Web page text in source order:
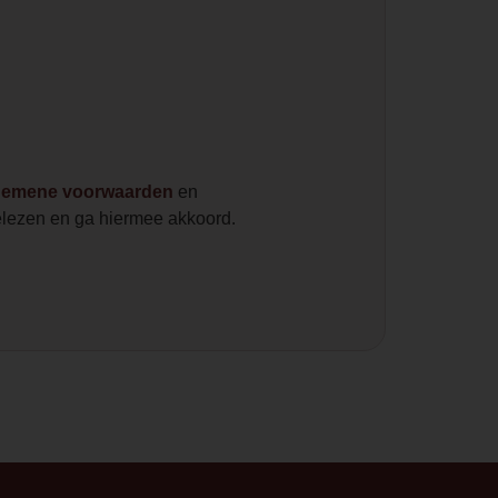
voorwaarden en
en ga hiermee akkoord.